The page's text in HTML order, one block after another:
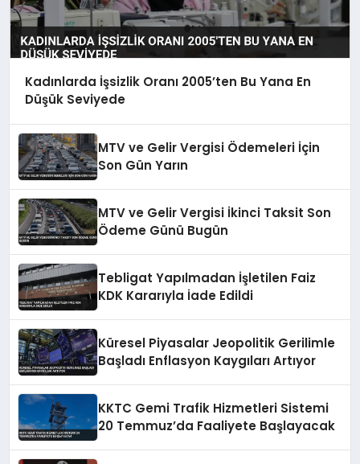
Kadınlarda İşsizlik Oranı 2005’ten Bu Yana En
Düşük Seviyede
MTV ve Gelir Vergisi Ödemeleri İçin
Son Gün Yarın
MTV ve Gelir Vergisi İkinci Taksit Son
Ödeme Günü Bugün
Tebligat Yapılmadan İşletilen Faiz
KDK Kararıyla İade Edildi
Küresel Piyasalar Jeopolitik Gerilimle
Başladı Enflasyon Kaygıları Artıyor
KKTC Gemi Trafik Hizmetleri Sistemi
20 Temmuz’da Faaliyete Başlayacak